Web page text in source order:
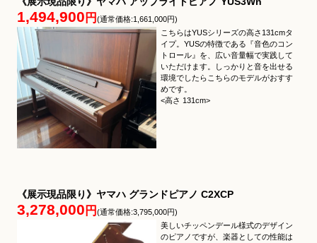
1,494,900 円 (通常価格:1,661,000円)
こちらはYUSシリーズの高さ131cmタ
イプ。YUSの特徴である『音色のコン
トロール』を、広い音量幅で実践して
いただけます。しっかりと音を出せる
環境でしたらこちらのモデルがおすす
めです。
<高さ 131cm>
《展示現品限り》ヤマハ グランドピアノ C2XCP
3,278,000 円 (通常価格:3,795,000円)
美しいチッペンデール様式のデザイン
のピアノですが、楽器としての性能は